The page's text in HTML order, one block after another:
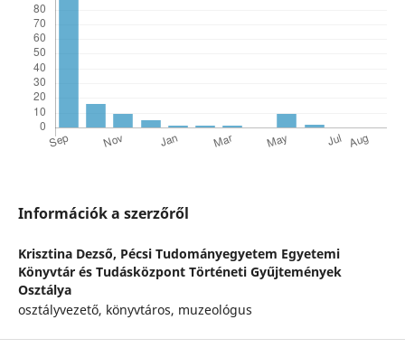
Információk a szerzőről
Krisztina Dezső, Pécsi Tudományegyetem Egyetemi
Könyvtár és Tudásközpont Történeti Gyűjtemények
Osztálya
osztályvezető, könyvtáros, muzeológus